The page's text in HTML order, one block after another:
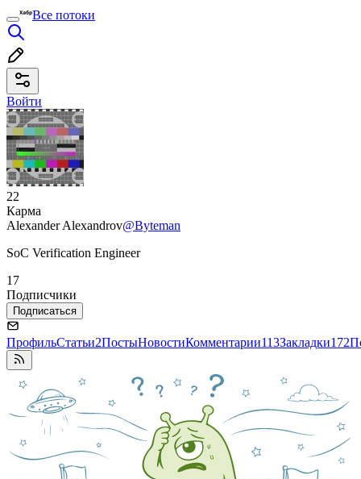
Все потоки
Войти
22
Карма
Alexander Alexandrov@Byteman
SoC Verification Engineer
17
Подписчики
Подписаться
ПрофильСтатьи2ПостыНовостиКомментарии113Закладки172